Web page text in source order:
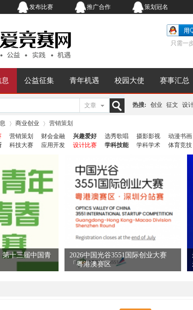
发布比赛 推广合作 策划冠名
只需一
公益征集 青年机遇 校园大使 赛事汇总
文章 热搜: 创业 征文 设
商业创业
营销策划
营销策划 财会金融 兴趣爱好 选秀歌唱 摄影影视 动漫书画
科技大赛 应用开发 设计比赛 学科技能 学科学术 体育竞技
第十三届中国青
2026中国光谷3551国际创业大赛
「粤港澳赛区